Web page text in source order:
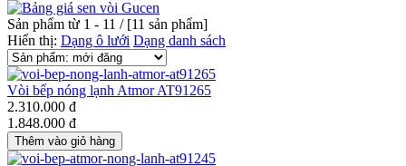
Sản phẩm từ 1 - 11 / [11 sản phẩm]
Hiển thị: Dạng ô lưới Dạng danh sách
Vòi bếp nóng lạnh Atmor AT91265
2.310.000 đ
1.848.000 đ